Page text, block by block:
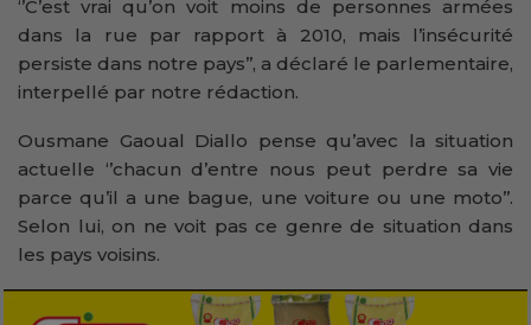
‘’C’est vrai qu’on voit moins de personnes armées
dans la rue par rapport à 2010, mais l’insécurité
persiste dans notre pays’’, a déclaré le parlementaire,
interpellé par notre rédaction.
Ousmane Gaoual Diallo pense qu’avec la situation
actuelle ‘’chacun d’entre nous peut perdre sa vie
parce qu’il a une bague, une voiture ou une moto’’.
Selon lui, on ne voit pas ce genre de situation dans
les pays voisins.